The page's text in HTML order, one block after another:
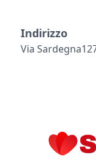
Indirizzo
Via